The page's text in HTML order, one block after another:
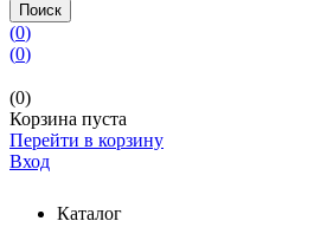
Поиск
(0)
(0)
(0)
Корзина пуста
Перейти в корзину
Вход
Каталог